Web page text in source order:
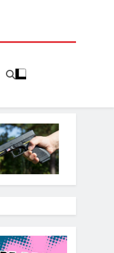
Unschuldiges Österreich